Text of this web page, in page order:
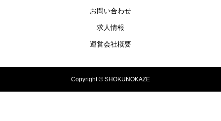
お問い合わせ
求人情報
運営会社概要
Copyright © SHOKUNOKAZE